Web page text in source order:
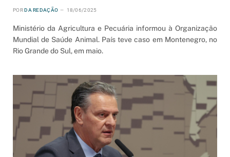
POR DA REDAÇÃO 18/06/2025
Ministério da Agricultura e Pecuária informou à Organização
Mundial de Saúde Animal. País teve caso em Montenegro, no
Rio Grande do Sul, em maio.